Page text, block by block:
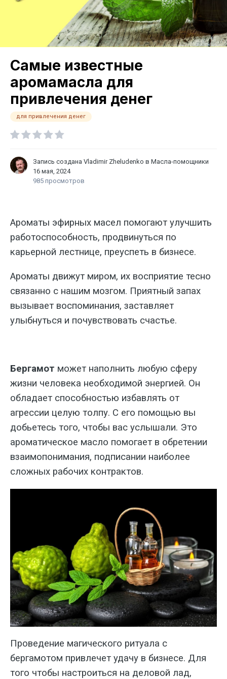
Самые известные
аромамасла для
привлечения денег
для привлечения денег
Запись создана Vladimir Zheludenko в Масла-помощники
16 мая, 2024
985 просмотров
Ароматы эфирных масел помогают улучшить
работоспособность, продвинуться по
карьерной лестнице, преуспеть в бизнесе.
Ароматы движут миром, их восприятие тесно
связанно с нашим мозгом. Приятный запах
вызывает воспоминания, заставляет
улыбнуться и почувствовать счастье.
Бергамот может наполнить любую сферу
жизни человека необходимой энергией. Он
обладает способностью избавлять от
агрессии целую толпу. С его помощью вы
добьетесь того, чтобы вас услышали. Это
ароматическое масло помогает в обретении
взаимопонимания, подписании наиболее
сложных рабочих контрактов.
Проведение магического ритуала с
бергамотом привлечет удачу в бизнесе. Для
того чтобы настроиться на деловой лад,